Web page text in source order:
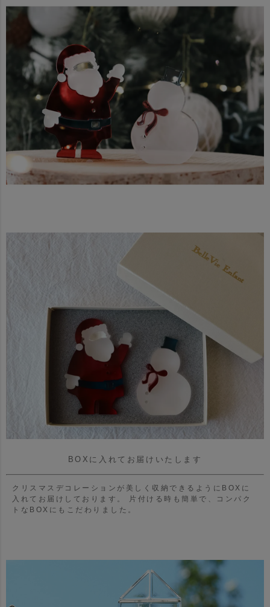
BOXに入れてお届けいたします
クリスマスデコレーションが美しく収納できるようにBOXに
入れてお届けしております。 片付ける時も簡単で、コンパク
トなBOXにもこだわりました。